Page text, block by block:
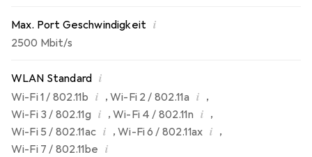
Max. Port Geschwindigkeit i
2500 Mbit/s
WLAN Standard i
Wi-Fi 1 / 802.11b i ,Wi-Fi 2 / 802.11a i ,
Wi-Fi 3 / 802.11g i ,Wi-Fi 4 / 802.11n i ,
Wi-Fi 5 / 802.11ac i ,Wi-Fi 6 / 802.11ax i ,
Wi-Fi 7 / 802.11be i